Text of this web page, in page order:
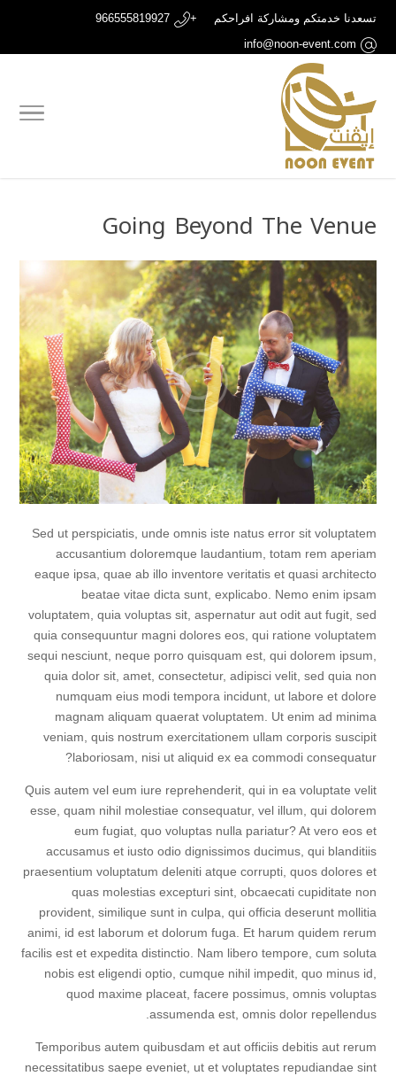
تسعدنا خدمتكم ومشاركة افراحكم
+966555819927
info@noon-event.com
Going Beyond The Venue
Sed ut perspiciatis, unde omnis iste natus error sit voluptatem
accusantium doloremque laudantium, totam rem aperiam
eaque ipsa, quae ab illo inventore veritatis et quasi architecto
beatae vitae dicta sunt, explicabo. Nemo enim ipsam
voluptatem, quia voluptas sit, aspernatur aut odit aut fugit, sed
quia consequuntur magni dolores eos, qui ratione voluptatem
sequi nesciunt, neque porro quisquam est, qui dolorem ipsum,
quia dolor sit, amet, consectetur, adipisci velit, sed quia non
numquam eius modi tempora incidunt, ut labore et dolore
magnam aliquam quaerat voluptatem. Ut enim ad minima
veniam, quis nostrum exercitationem ullam corporis suscipit
laboriosam, nisi ut aliquid ex ea commodi consequatur?
Quis autem vel eum iure reprehenderit, qui in ea voluptate velit
esse, quam nihil molestiae consequatur, vel illum, qui dolorem
eum fugiat, quo voluptas nulla pariatur? At vero eos et
accusamus et iusto odio dignissimos ducimus, qui blanditiis
praesentium voluptatum deleniti atque corrupti, quos dolores et
quas molestias excepturi sint, obcaecati cupiditate non
provident, similique sunt in culpa, qui officia deserunt mollitia
animi, id est laborum et dolorum fuga. Et harum quidem rerum
facilis est et expedita distinctio. Nam libero tempore, cum soluta
nobis est eligendi optio, cumque nihil impedit, quo minus id,
quod maxime placeat, facere possimus, omnis voluptas
assumenda est, omnis dolor repellendus.
Temporibus autem quibusdam et aut officiis debitis aut rerum
necessitatibus saepe eveniet, ut et voluptates repudiandae sint